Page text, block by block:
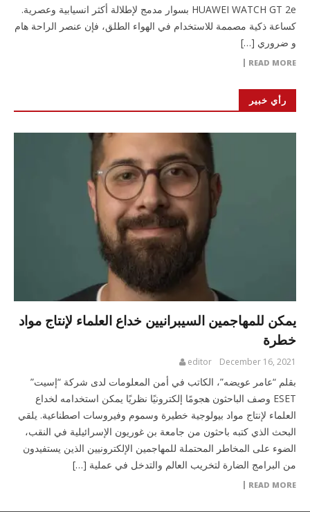
HUAWEI WATCH GT 2e بسوار مدمج لإطلالة أكثر انسيابية وعصرية.
كساعة ذكية مصممة للاستخدام في الهواء الطلق، فإن عنصر الراحة هام
و ضروري […]
READ MORE
رأي خبير
يمكن للمهاجمين السيبرانيين خداع العلماء لإنتاج مواد
خطرة
December 16, 2021
editor
بقلم “عامر عويضه”، الكاتب في أمن المعلومات لدى شركة “إسيت”
ESET وصف الباحثون هجومًا إلكترونيًا نظريًا يمكن استخدامه لخداع
العلماء لإنتاج مواد بيولوجية خطيرة وسموم وفيروسات اصطناعية. يلقي
البحث الذي كتبه باحثون من جامعة بن غوريون الإسرائيلية في النقب،
الضوء على المخاطر المحتملة للمهاجمين الإلكترونيين الذين يستفيدون
من البرامج الضارة لتخريب العالم والتدخل في عملية […]
READ MORE